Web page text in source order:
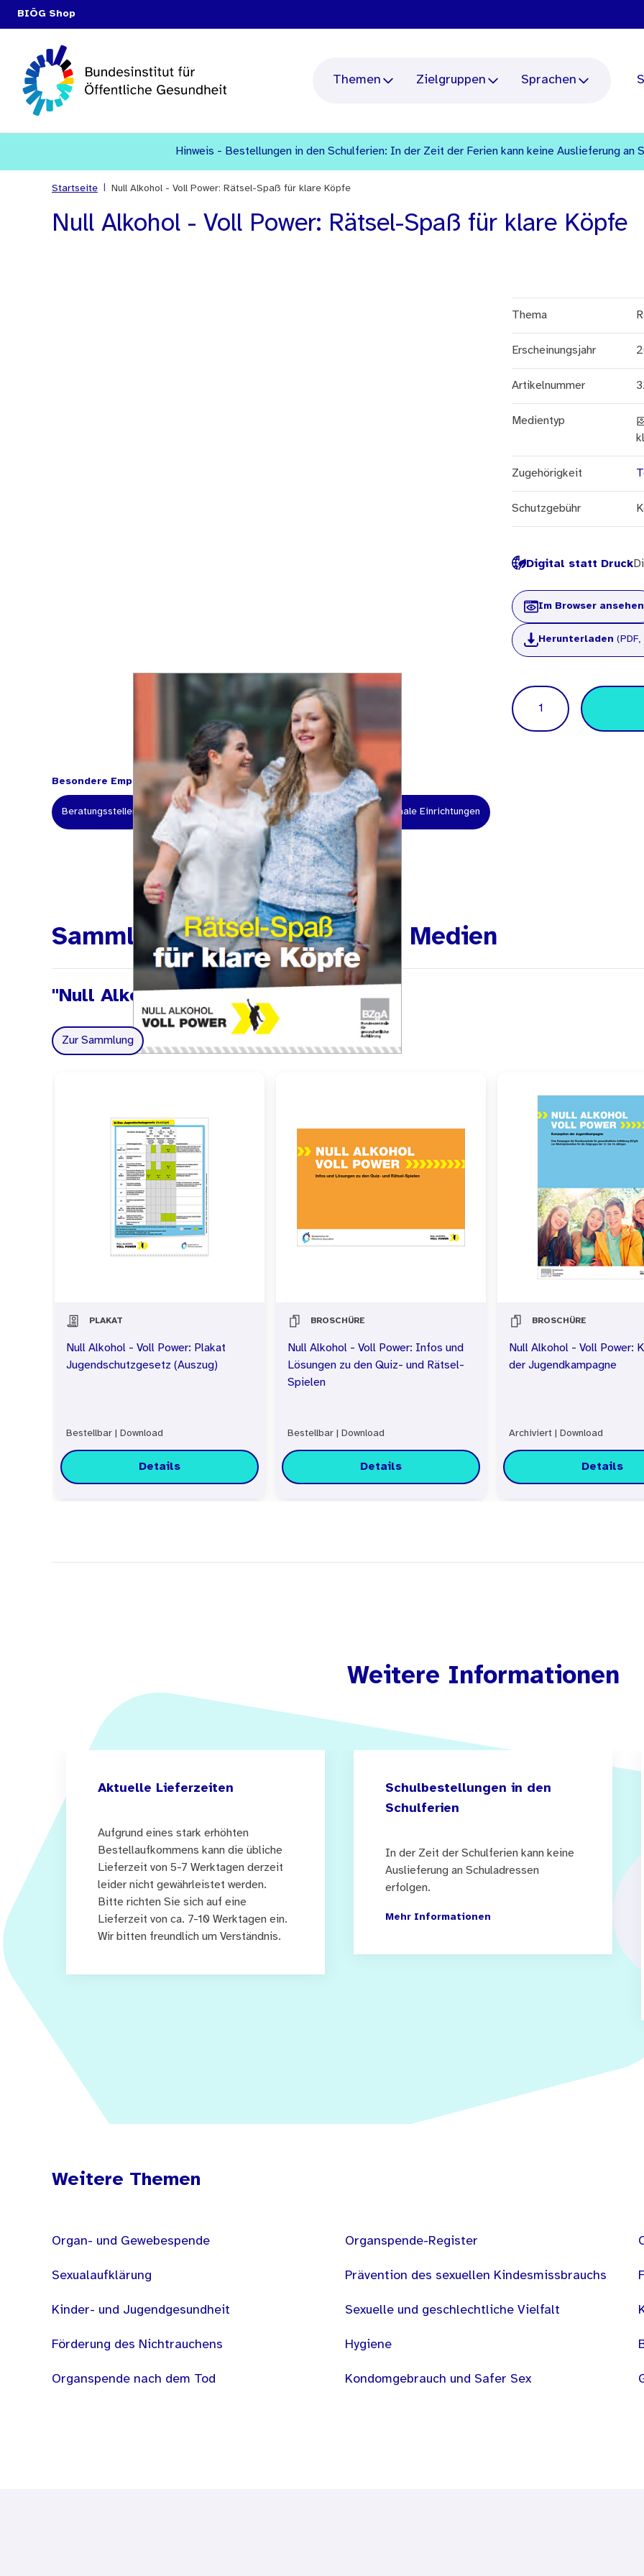
BIÖG Shop
Themen Zielgruppen Sprachen
Hinweis - Bestellungen in den Schulferien: In der Zeit der Ferien kann keine Auslieferung an
Startseite Null Alkohol - Voll Power: Rätsel-Spaß für klare Köpfe
Null Alkohol - Voll Power: Rätsel-Spaß für klare Köpfe
Thema
Erscheinungsjahr
Artikelnummer
Medientyp
Zugehörigkeit
Schutzgebühr
Digital statt Druck
Im Browser ansehen
Herunterladen (PDF,
Menge
Besondere Empfehlung für:
Beratungsstellen Fachkräfte Lehrerinnen und Lehrer Kommunale Einrichtungen
Sammlungen mit verwandten Medien
"Null Alkohol - Voll Power"
Zur Sammlung
PLAKAT
Null Alkohol - Voll Power: Plakat
Jugendschutzgesetz (Auszug)
Bestellbar Download
Details
BROSCHÜRE
Null Alkohol - Voll Power: Infos und
Lösungen zu den Quiz- und Rätsel-
Spielen
Bestellbar Download
Details
BROSCHÜRE
Null Alkohol - Voll Power:
der Jugendkampagne
Archiviert Download
Details
Weitere Informationen
Aktuelle Lieferzeiten
Aufgrund eines stark erhöhten
Bestellaufkommens kann die übliche
Lieferzeit von 5-7 Werktagen derzeit
leider nicht gewährleistet werden.
Bitte richten Sie sich auf eine
Lieferzeit von ca. 7-10 Werktagen ein.
Wir bitten freundlich um Verständnis.
Schulbestellungen in den
Schulferien
In der Zeit der Schulferien kann keine
Auslieferung an Schuladressen
erfolgen.
Mehr Informationen
Weitere Themen
Organ- und Gewebespende
Sexualaufklärung
Kinder- und Jugendgesundheit
Förderung des Nichtrauchens
Organspende nach dem Tod
Organspende-Register
Prävention des sexuellen Kindesmissbrauchs
Sexuelle und geschlechtliche Vielfalt
Hygiene
Kondomgebrauch und Safer Sex